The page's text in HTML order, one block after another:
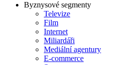
Byznysové segmenty
Televize
Film
Internet
Miliardáři
Mediální agentury
E-commerce